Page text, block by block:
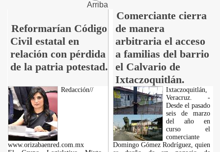
Arriba
Reformarían Código
Civil estatal en
relación con pérdida
de la patria potestad.
Comerciante cierra
de manera
arbitraria el acceso
a familias del barrio
el Calvario de
Ixtaczoquitlán.
Redacción//
www.orizabaenred.com.mx
Ixtaczoquitlán,
Veracruz. -
Desde el pasado
seis de marzo
del año en
curso el
comerciante
Domingo Gómez Rodríguez, quien